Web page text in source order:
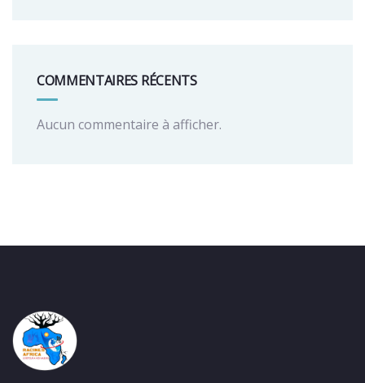
COMMENTAIRES RÉCENTS
Aucun commentaire à afficher.